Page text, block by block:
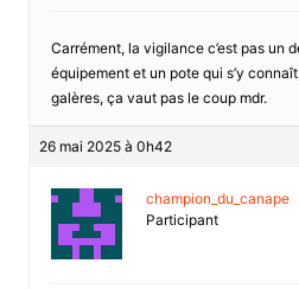
Carrément, la vigilance c’est pas un
équipement et un pote qui s’y
galères, ça vaut pas le coup mdr.
26 mai 2025 à 0h42
champion_du_canape
Participant